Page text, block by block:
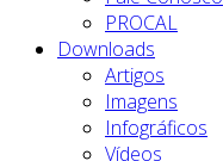
PROCAL
Downloads
Artigos
Imagens
Infográficos
Vídeos